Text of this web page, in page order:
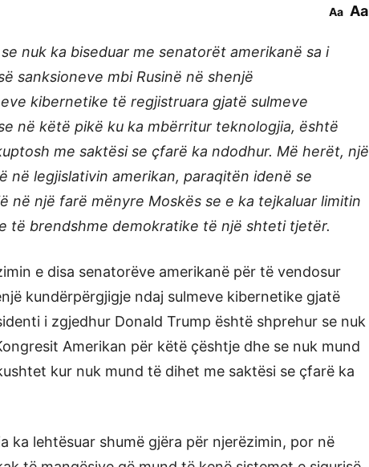
Aa Aa
nuk ka biseduar me senatorët amerikanë sa i
sanksioneve mbi Rusinë në shenjë
kibernetike të regjistruara gjatë sulmeve
në këtë pikë ku ka mbërritur teknologjia, është
me saktësi se çfarë ka ndodhur. Më herët, një
në legjislativin amerikan, paraqitën idenë se
në një farë mënyre Moskës se e ka tejkaluar limitin
të brendshme demokratike të një shteti tjetër.
e disa senatorëve amerikanë për të vendosur
kundërpërgjigje ndaj sulmeve kibernetike gjatë
i zgjedhur Donald Trump është shprehur se nuk
Amerikan për këtë çështje dhe se nuk mund
kur nuk mund të dihet me saktësi se çfarë ka
ka lehtësuar shumë gjëra për njerëzimin, por në